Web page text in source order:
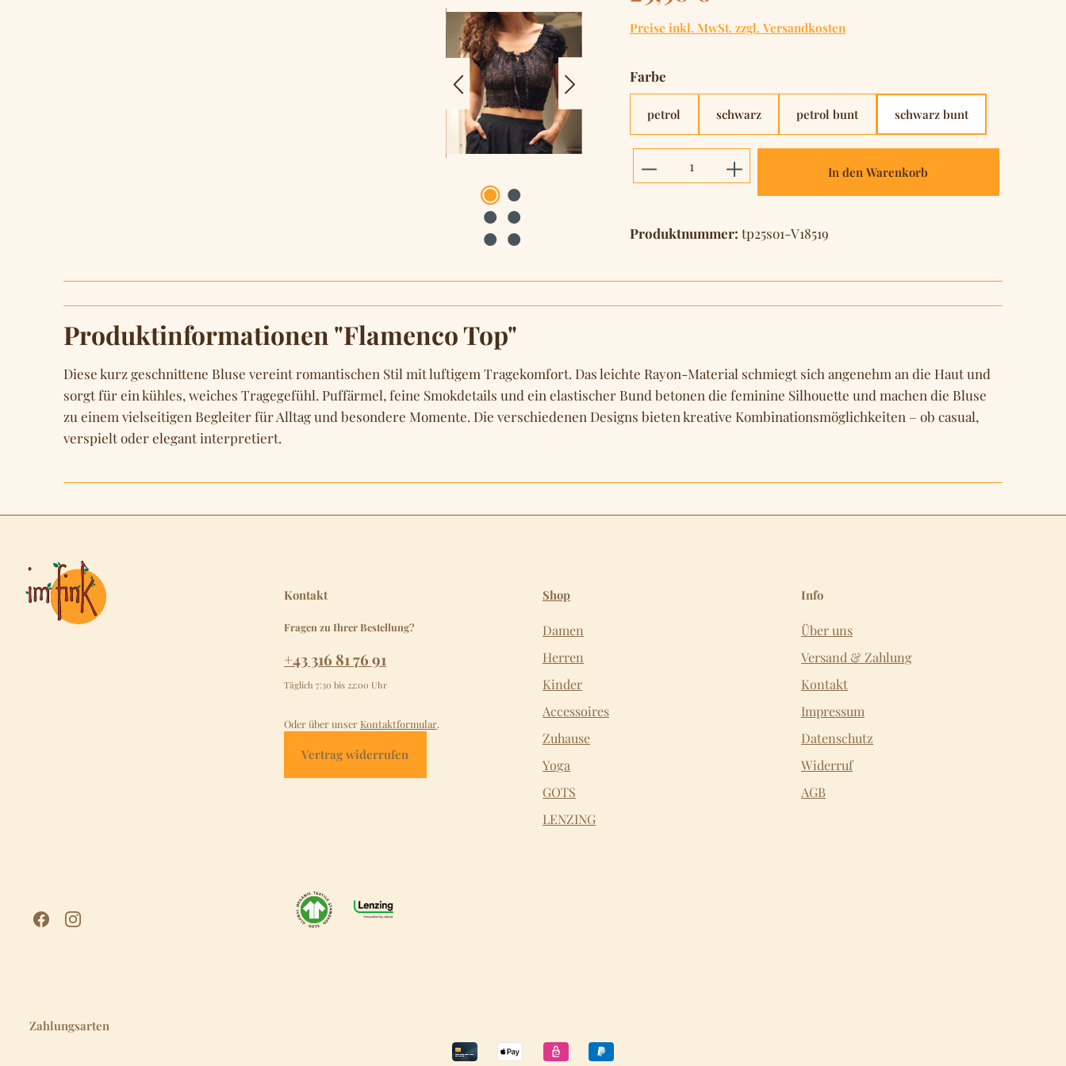
Preise inkl. MwSt. zzgl. Versandkosten
Farbe
petrol schwarz petrol bunt schwarz bunt
Produkt Anzahl: Gib den gewünschten Wert
In den Warenkorb
Produktnummer: tp25so1-V18519
Produktinformationen "Flamenco Top"
Diese kurz geschnittene Bluse vereint romantischen Stil mit luftigem Tragekomfort. Das leichte Rayon-Material schmiegt sich angenehm an die Haut und
sorgt für ein kühles, weiches Tragegefühl. Puffärmel, feine Smokdetails und ein elastischer Bund betonen die feminine Silhouette und machen die Bluse
zu einem vielseitigen Begleiter für Alltag und besondere Momente. Die verschiedenen Designs bieten kreative Kombinationsmöglichkeiten – ob casual,
verspielt oder elegant interpretiert.
Kontakt
Fragen zu Ihrer Bestellung?
+43 316 81 76 91
Täglich 7:30 bis 22:00 Uhr
Oder über unser Kontaktformular.
Vertrag widerrufen
Shop
Damen
Herren
Kinder
Accessoires
Zuhause
Yoga
GOTS
LENZING
Info
Über uns
Versand & Zahlung
Kontakt
Impressum
Datenschutz
Widerruf
AGB
Zahlungsarten